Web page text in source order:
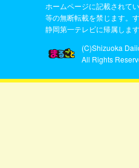
ホームページに記載されて
等の無断転載を禁じます。
静岡第一テレビに帰属します
(C)Shizuoka
All Rights